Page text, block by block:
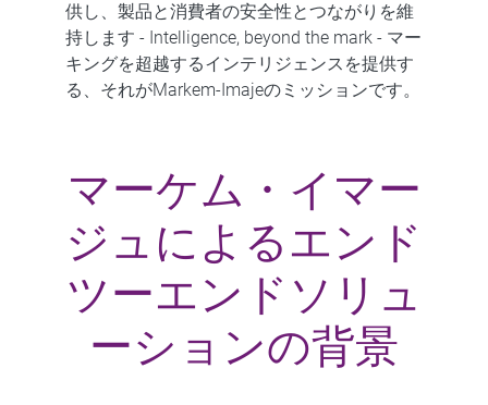
供し、製品と消費者の安全性とつながりを維
持します - Intelligence, beyond the mark - マー
キングを超越するインテリジェンスを提供す
る、それがMarkem-Imajeのミッションです。
マーケム・イマー
ジュによるエンド
ツーエンドソリュ
ーションの背景